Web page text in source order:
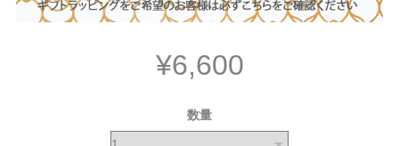
¥6,600
数量